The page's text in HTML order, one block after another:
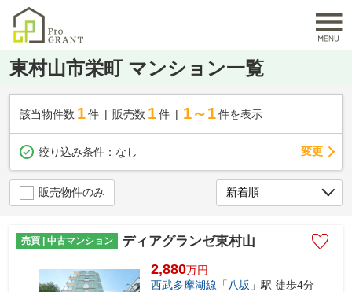
東村山市栄町 マンション一覧
該当物件数 1件 販売数 1 件 1～1 件を表示
絞り込み条件： なし 変更
販売物件のみ
売買 | 中古マンション ディアグランゼ東村山
2,880万円
西武多摩湖線 「 八坂 」駅 徒歩4分